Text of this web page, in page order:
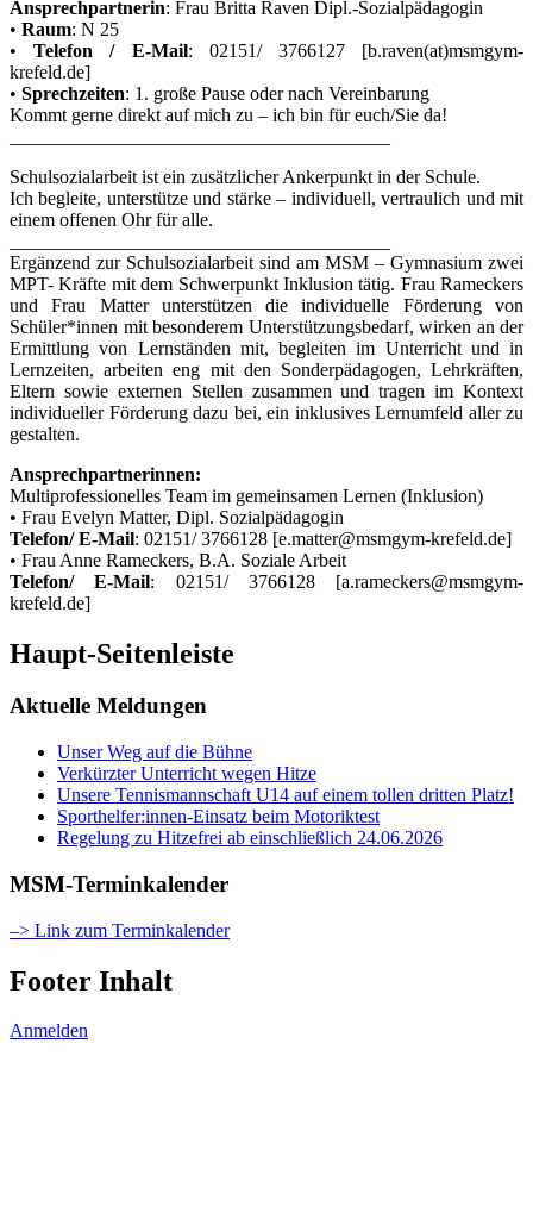
Ansprechpartnerin: Frau Britta Raven Dipl.-Sozialpädagogin
• Raum: N 25
•Telefon / E-Mail: 02151/ 3766127 [b.raven(at)msmgym-
krefeld.de]
• Sprechzeiten: 1. große Pause oder nach Vereinbarung
Kommt gerne direkt auf mich zu – ich bin für euch/Sie da!
Schulsozialarbeit ist ein zusätzlicher Ankerpunkt in der Schule.
Ich begleite, unterstütze und stärke – individuell, vertraulich und mit
einem offenen Ohr für alle.
Ergänzend zur Schulsozialarbeit sind am MSM – Gymnasium zwei
MPT- Kräfte mit dem Schwerpunkt Inklusion tätig. Frau Rameckers
und Frau Matter unterstützen die individuelle Förderung von
Schüler*innen mit besonderem Unterstützungsbedarf, wirken an der
Ermittlung von Lernständen mit, begleiten im Unterricht und in
Lernzeiten, arbeiten eng mit den Sonderpädagogen, Lehrkräften,
Eltern sowie externen Stellen zusammen und tragen im Kontext
individueller Förderung dazu bei, ein inklusives Lernumfeld aller zu
gestalten.
Ansprechpartnerinnen:
Multiprofessionelles Team im gemeinsamen Lernen (Inklusion)
• Frau Evelyn Matter, Dipl. Sozialpädagogin
Telefon/ E-Mail: 02151/ 3766128 [e.matter@msmgym-krefeld.de]
• Frau Anne Rameckers, B.A. Soziale Arbeit
Telefon/ E-Mail: 02151/ 3766128 [a.rameckers@msmgym-
krefeld.de]
Haupt-Seitenleiste
Aktuelle Meldungen
Unser Weg auf die Bühne
Verkürzter Unterricht wegen Hitze
Unsere Tennismannschaft U14 auf einem tollen dritten Platz!
Sporthelfer:innen-Einsatz beim Motoriktest
Regelung zu Hitzefrei ab einschließlich 24.06.2026
MSM-Terminkalender
–> Link zum Terminkalender
Footer Inhalt
Anmelden